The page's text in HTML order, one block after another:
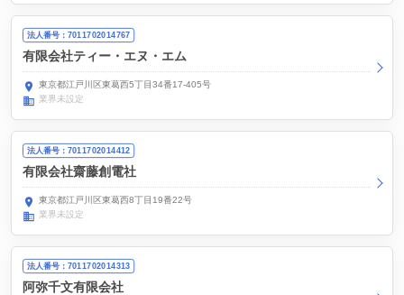
法人番号：7011702014767
有限会社ティー・エヌ・エム
東京都江戸川区東葛西5丁目34番17-405号
業界未設定
法人番号：7011702014412
有限会社齋藤創電社
東京都江戸川区東葛西8丁目19番22号
業界未設定
法人番号：7011702014313
阿弥千文有限会社